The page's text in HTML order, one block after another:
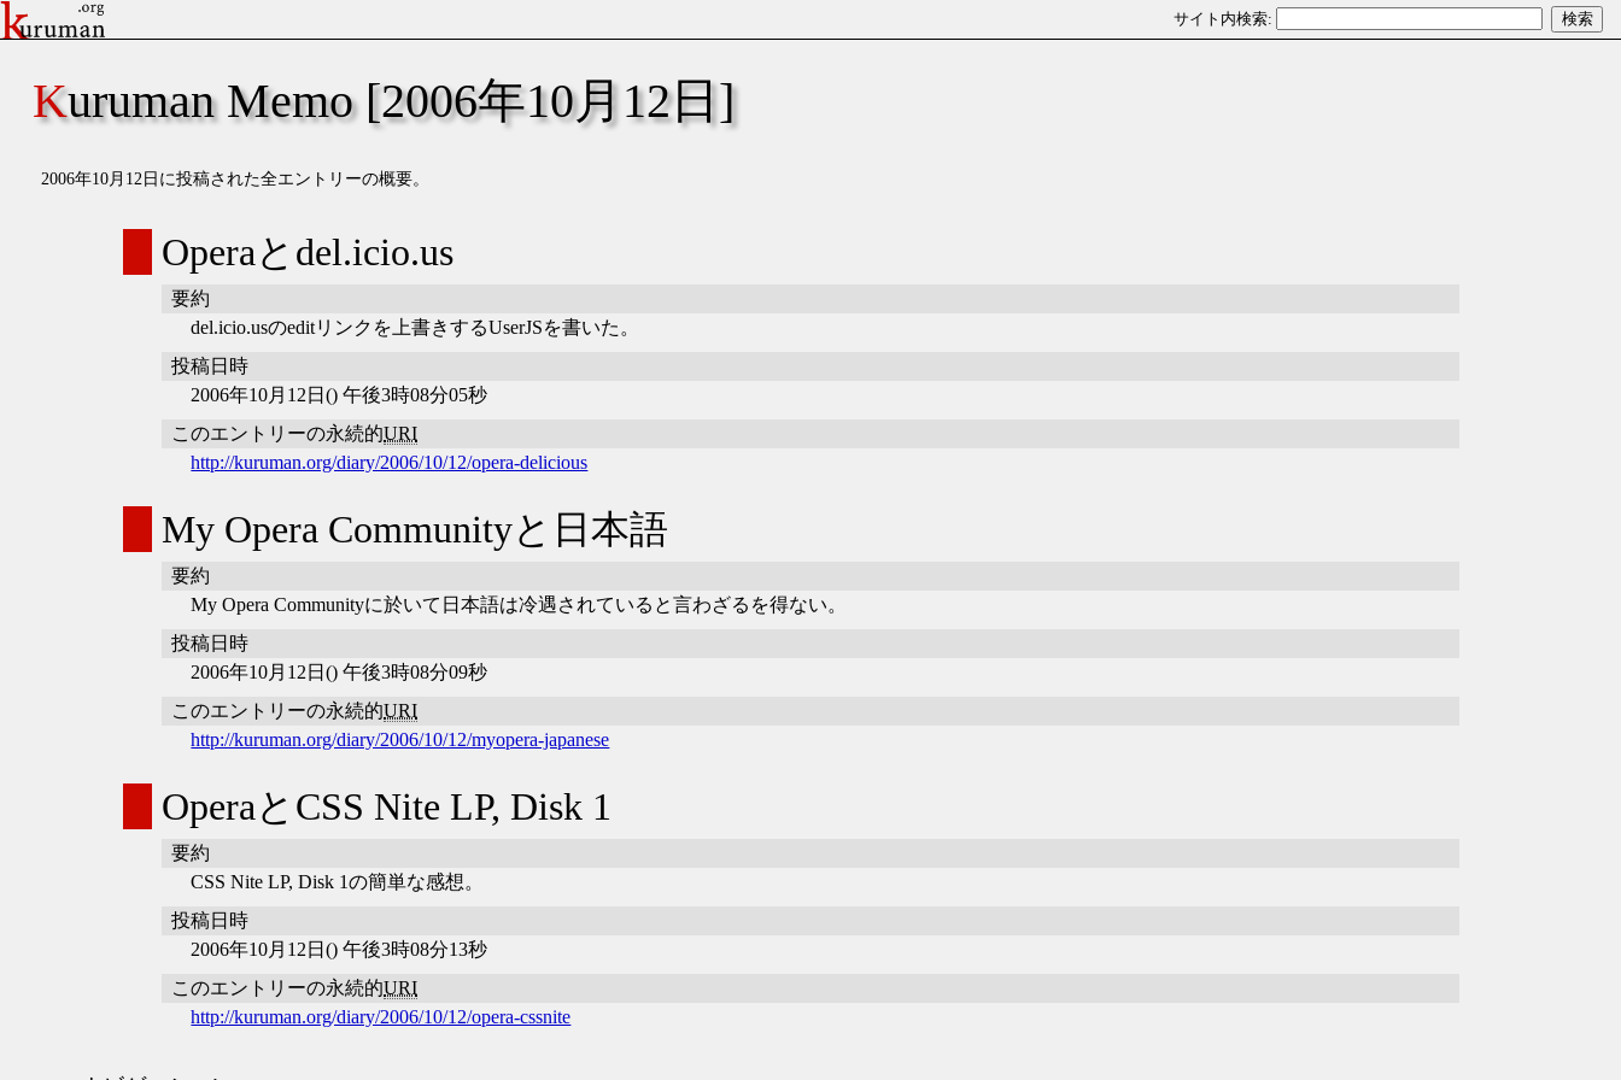
Kuruman Memo [2006年10月12日]
2006年10月12日に投稿された全エントリーの概要。
Operaとdel.icio.us
要約
del.icio.usのeditリンクを上書きするUserJSを書いた。
投稿日時
2006年10月12日() 午後3時08分05秒
このエントリーの永続的URI
http://kuruman.org/diary/2006/10/12/opera-delicious
My Opera Communityと日本語
要約
My Opera Communityに於いて日本語は冷遇されていると言わざるを得ない。
投稿日時
2006年10月12日() 午後3時08分09秒
このエントリーの永続的URI
http://kuruman.org/diary/2006/10/12/myopera-japanese
OperaとCSS Nite LP, Disk 1
要約
CSS Nite LP, Disk 1の簡単な感想。
投稿日時
2006年10月12日() 午後3時08分13秒
このエントリーの永続的URI
http://kuruman.org/diary/2006/10/12/opera-cssnite